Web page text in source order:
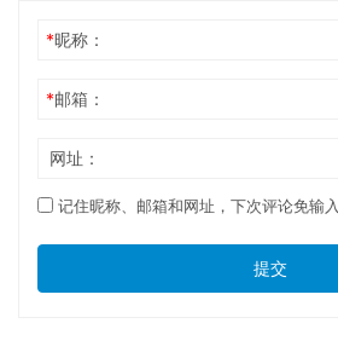
*昵称：
*邮箱：
网址：
记住昵称、邮箱和网址，下次评论免输入
提交